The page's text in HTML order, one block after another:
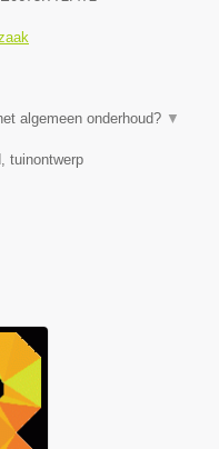
algemeen onderhoud? ▼
tuinontwerp